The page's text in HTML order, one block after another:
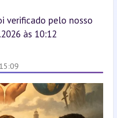
verificado pelo nosso
às 10:12